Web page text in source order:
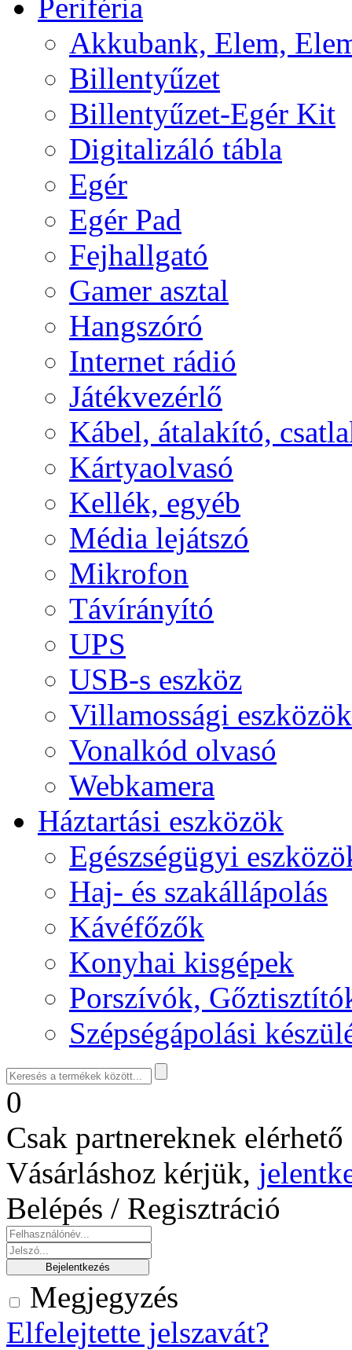
Periféria
Akkubank, Elem,
Billentyűzet
Billentyűzet-Egér Kit
Digitalizáló tábla
Egér
Egér Pad
Fejhallgató
Gamer asztal
Hangszóró
Internet rádió
Játékvezérlő
Kábel, átalakító,
Kártyaolvasó
Kellék, egyéb
Média lejátszó
Mikrofon
Távírányító
UPS
USB-s eszköz
Villamossági eszközök
Vonalkód olvasó
Webkamera
Háztartási eszközök
Egészségügyi
Haj- és szakállápolás
Kávéfőzők
Konyhai kisgépek
Porszívók,
Szépségápolási
0
Csak partnereknek
Vásárláshoz kérjük,
Belépés / Regisztráció
Megjegyzés
Elfelejtette jelszavát?